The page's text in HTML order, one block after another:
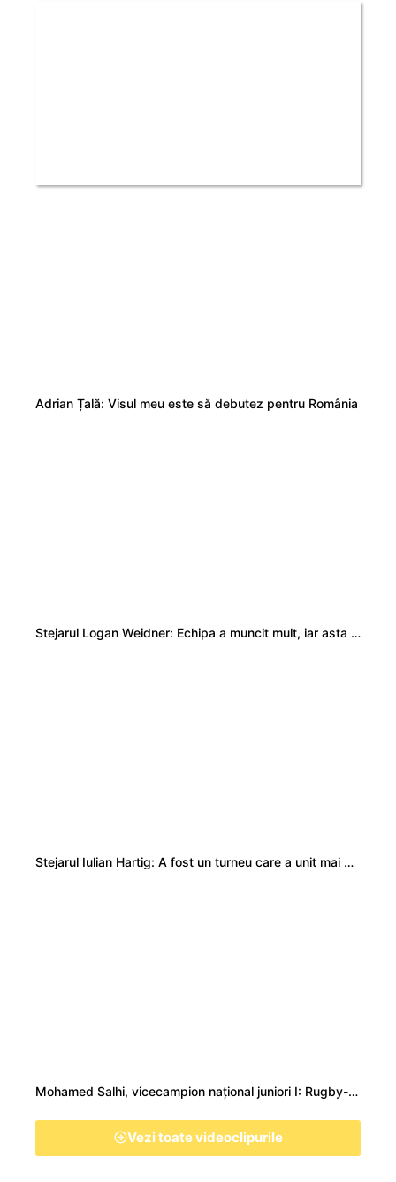
Adrian Țală: Visul meu este să debutez pentru România
Stejarul Logan Weidner: Echipa a muncit mult, iar asta se va vedea în meciurile de la Nations Cup
Stejarul Iulian Hartig: A fost un turneu care a unit mai mult echipa
Mohamed Salhi, vicecampion național juniori I: Rugby-ul te învață să accepți și înfrângerile
Vezi toate videoclipurile